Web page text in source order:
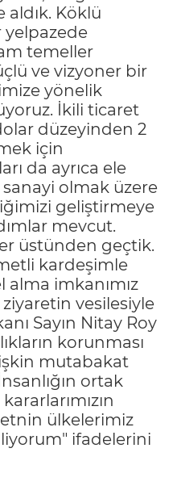
aldık. Köklü
yelpazede
temeller
ve vizyoner bir
yönelik
İkili ticaret
düzeyinden 2
için
da ayrıca ele
olmak üzere
geliştirmeye
mevcut.
üstünden geçtik.
kardeşimle
alma imkanımız
vesilesiyle
Sayın Nitay Roy
korunması
mutabakat
ortak
ülkelerimiz
ifadelerini